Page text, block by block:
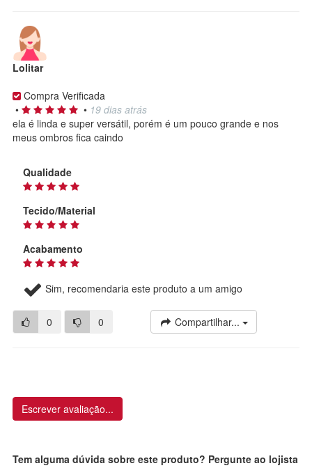
Lolitar
Compra Verificada
•
• 19 dias atrás
ela é linda e super versátil, porém é um pouco grande e nos
meus ombros fica caindo
Qualidade
Tecido/Material
Acabamento
Sim, recomendaria este produto a um amigo
0 0 Compartilhar...
Escrever avaliação...
Tem alguma dúvida sobre este produto? Pergunte ao lojista